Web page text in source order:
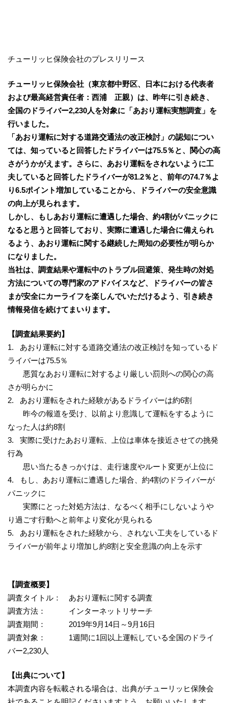
チューリッヒ保険会社のプレスリリース
チューリッヒ保険会社（東京都中野区、日本における代表者
および最高経営責任者：西浦 正親）は、昨年に引き続き、
全国のドライバー2,230人を対象に「あおり運転実態調査」を
行いました。
「あおり運転に対する道路交通法の改正検討」の認知につい
ては、知っていると回答したドライバーは75.5％と、関心の高
さがうかがえます。さらに、あおり運転をされないように工
夫していると回答したドライバーが81.2％と、前年の74.7％よ
り6.5ポイント増加していることから、ドライバーの安全意識
の向上が見られます。
しかし、もしあおり運転に遭遇した場合、約4割がパニックに
なると思うと回答しており、実際に遭遇した場合に備えられ
るよう、あおり運転に関する継続した周知の必要性が明らか
になりました。
当社は、調査結果や運転中のトラブル回避策、発生時の対処
方法についての専門家のアドバイスなど、ドライバーの皆さ
まが安全にカーライフを楽しんでいただけるよう、引き続き
情報発信を続けてまいります。
【調査結果要約】
1. あおり運転に対する道路交通法の改正検討を知っているド
ライバーは75.5％
悪質なあおり運転に対するより厳しい罰則への関心の高
さが明らかに
2. あおり運転をされた経験があるドライバーは約6割
昨今の報道を受け、以前より意識して運転をするように
なった人は約8割
3. 実際に受けたあおり運転、上位は車体を接近させての挑発
行為
思い当たるきっかけは、走行速度やルート変更が上位に
4. もし、あおり運転に遭遇した場合、約4割のドライバーが
パニックに
実際にとった対処方法は、なるべく相手にしないようや
り過ごす行動へと前年より変化が見られる
5. あおり運転をされた経験から、されない工夫をしているド
ライバーが前年より増加し約8割と安全意識の向上を示す
【調査概要】
調査タイトル： あおり運転に関する調査
調査方法： インターネットリサーチ
調査期間： 2019年9月14日～9月16日
調査対象： 1週間に1回以上運転している全国のドライ
バー2,230人
【出典について】
本調査内容を転載される場合は、出典がチューリッヒ保険会